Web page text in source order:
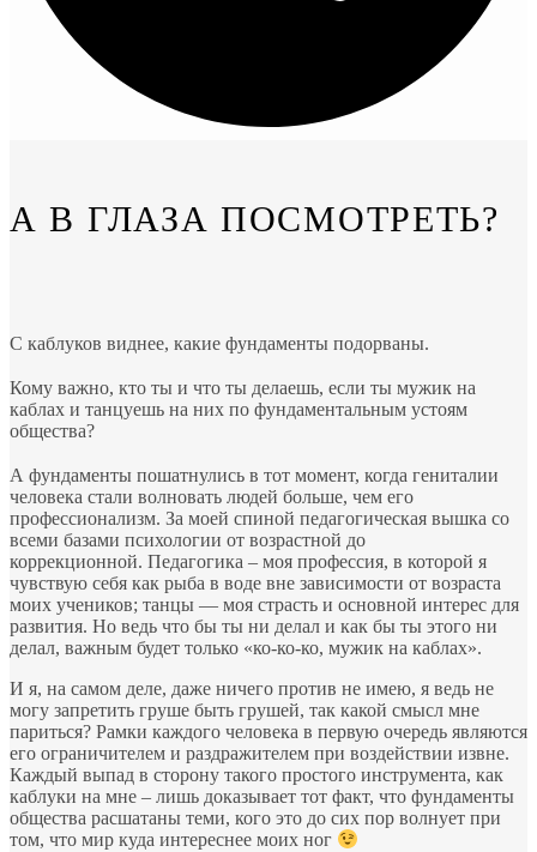
А В ГЛАЗА ПОСМОТРЕТЬ?
С каблуков виднее, какие фундаменты подорваны.
Кому важно, кто ты и что ты делаешь, если ты мужик на
каблах и танцуешь на них по фундаментальным устоям
общества?
А фундаменты пошатнулись в тот момент, когда гениталии
человека стали волновать людей больше, чем его
профессионализм. За моей спиной педагогическая вышка со
всеми базами психологии от возрастной до
коррекционной. Педагогика – моя профессия, в которой я
чувствую себя как рыба в воде вне зависимости от возраста
моих учеников; танцы — моя страсть и основной интерес для
развития. Но ведь что бы ты ни делал и как бы ты этого ни
делал, важным будет только «ко-ко-ко, мужик на каблах».
И я, на самом деле, даже ничего против не имею, я ведь не
могу запретить груше быть грушей, так какой смысл мне
париться? Рамки каждого человека в первую очередь являются
его ограничителем и раздражителем при воздействии извне.
Каждый выпад в сторону такого простого инструмента, как
каблуки на мне – лишь доказывает тот факт, что фундаменты
общества расшатаны теми, кого это до сих пор волнует при
том, что мир куда интереснее моих ног